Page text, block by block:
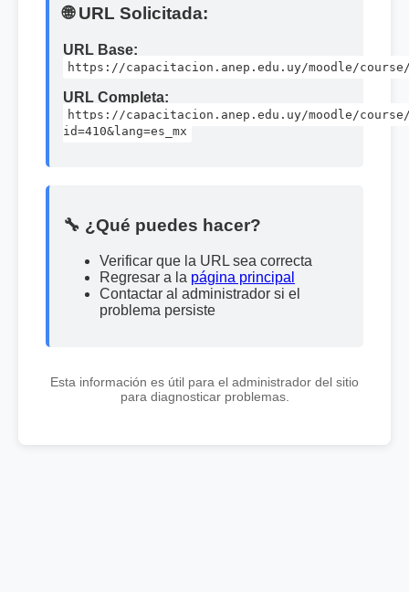
🌐 URL Solicitada:
URL Base:
https://capacitacion.anep.edu.uy/moodle/
URL Completa:
https://capacitacion.anep.edu.uy/moodle/
id=410&lang=es_mx
🔧 ¿Qué puedes hacer?
Verificar que la URL sea correcta
Regresar a la página principal
Contactar al administrador si el
problema persiste
Esta información es útil para el administrador del sitio
para diagnosticar problemas.